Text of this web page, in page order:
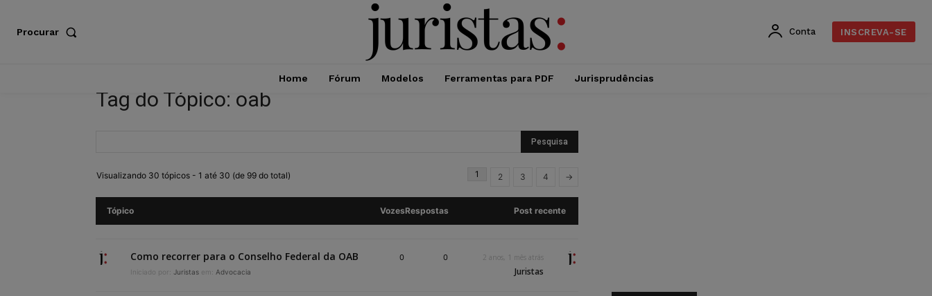
Procurar Conta INSCREVA-SE
Home Fórum Modelos Ferramentas para PDF Jurisprudências
Tag do Tópico: oab
Visualizando 30 tópicos - 1 até 30 (de 99 do total) 1 2 3 4 →
Tópico VozesRespostas Post recente
Como recorrer para o Conselho Federal da OAB
Iniciado por: Juristas em: Advocacia
0 0 2 anos, 1 mês atrás
Juristas